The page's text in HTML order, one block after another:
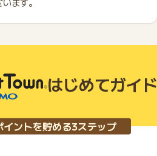
ます。
はじめてガイド
イントを貯める3ステップ